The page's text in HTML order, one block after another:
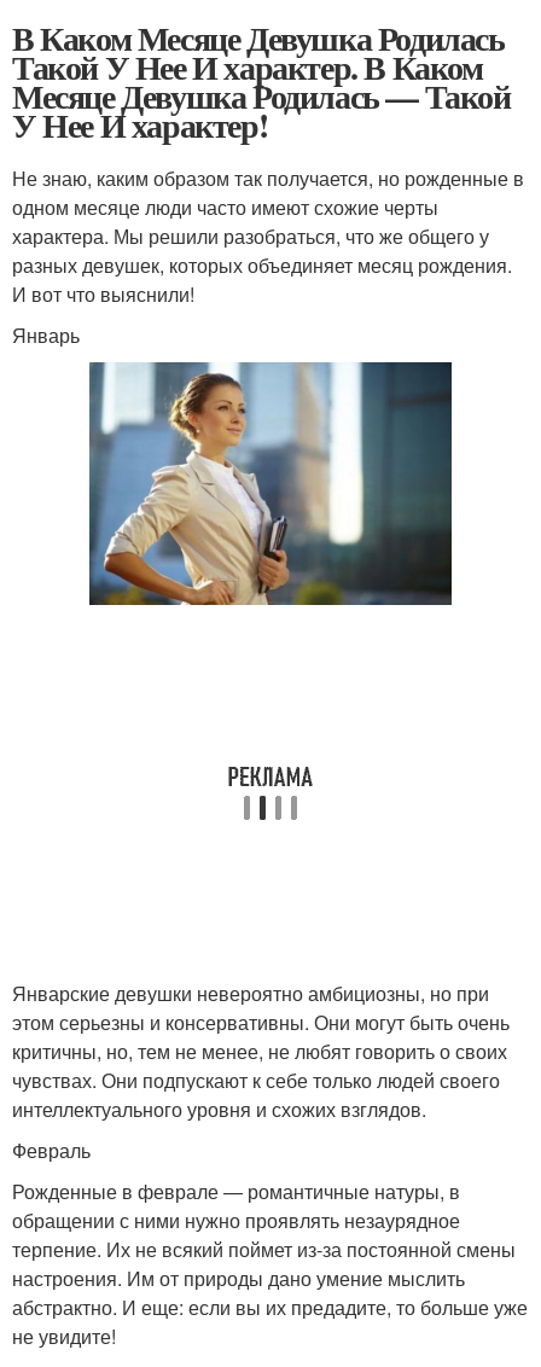
В Каком Месяце Девушка Родилась
Такой У Нее И характер. В Каком
Месяце Девушка Родилась — Такой
У Нее И характер!
Не знаю, каким образом так получается, но рожденные в
одном месяце люди часто имеют схожие черты
характера. Мы решили разобраться, что же общего у
разных девушек, которых объединяет месяц рождения.
И вот что выяснили!
Январь
Январские девушки невероятно амбициозны, но при
этом серьезны и консервативны. Они могут быть очень
критичны, но, тем не менее, не любят говорить о своих
чувствах. Они подпускают к себе только людей своего
интеллектуального уровня и схожих взглядов.
Февраль
Рожденные в феврале — романтичные натуры, в
обращении с ними нужно проявлять незаурядное
терпение. Их не всякий поймет из-за постоянной смены
настроения. Им от природы дано умение мыслить
абстрактно. И еще: если вы их предадите, то больше уже
не увидите!